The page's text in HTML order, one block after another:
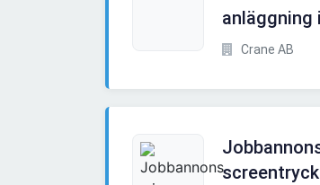
anläggning
Crane AB